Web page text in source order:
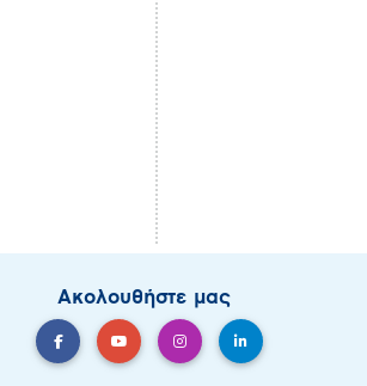
Ακολουθήστε μας